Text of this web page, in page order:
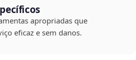
apropriadas que
eficaz e sem danos.